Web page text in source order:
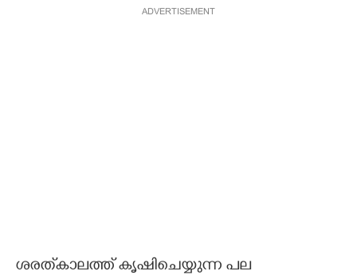
ADVERTISEMENT
ശരത്‌കാലത്ത് കൃഷിചെയ്യുന്ന പല